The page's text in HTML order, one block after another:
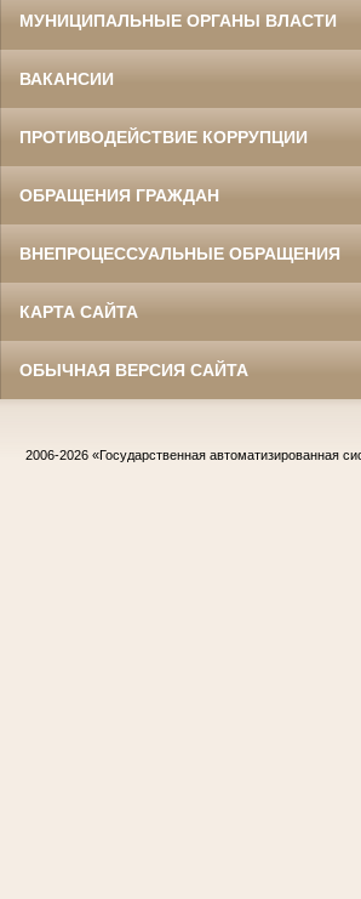
МУНИЦИПАЛЬНЫЕ ОРГАНЫ ВЛАСТИ
ВАКАНСИИ
ПРОТИВОДЕЙСТВИЕ КОРРУПЦИИ
ОБРАЩЕНИЯ ГРАЖДАН
ВНЕПРОЦЕССУАЛЬНЫЕ ОБРАЩЕНИЯ
КАРТА САЙТА
ОБЫЧНАЯ ВЕРСИЯ САЙТА
2006-2026 «Государственная автоматизированная